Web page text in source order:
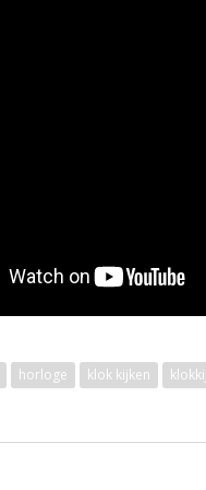
horloge klok kijken